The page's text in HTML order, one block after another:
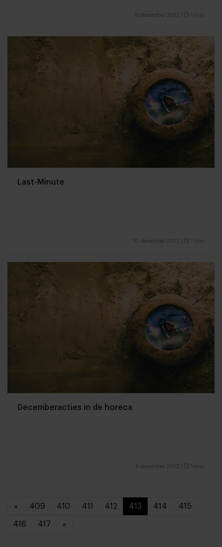
11 december 2012 1 min
Last-Minute
10 december 2012 1 min
Decemberacties in de horeca
8 december 2012 1 min
« 409 410 411 412 413 414 415
416 417 »